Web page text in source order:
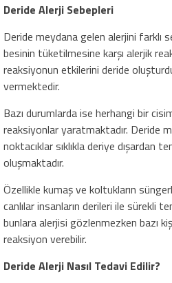
Deride Alerji Sebepleri
Deride meydana gelen alerjini farklı
besinin tüketilmesine karşı alerjik
reaksiyonun etkilerini deride
vermektedir.
Bazı durumlarda ise herhangi bir
reaksiyonlar yaratmaktadır. Deride
noktacıklar sıklıkla deriye dışardan
oluşmaktadır.
Özellikle kumaş ve koltukların
canlılar insanların derileri ile sürekli
bunlara alerjisi gözlenmezken bazı
reaksiyon verebilir.
Deride Alerji Nasıl Tedavi Edilir?